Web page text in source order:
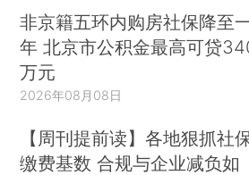
非京籍五环内购房社保降至
年 北京市公积金最高可贷
万元
2026年08月08日
【周刊提前读】各地狠抓社
缴费基数 合规与企业减负如